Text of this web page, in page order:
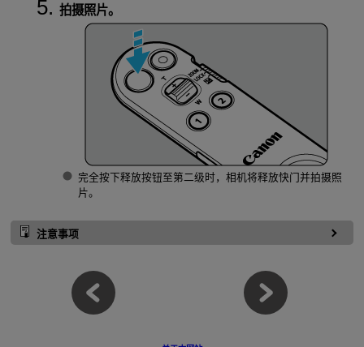
拍摄照片。
完全按下释放按钮至第二级时，相机将释放快门并拍摄照
片。
注意事项